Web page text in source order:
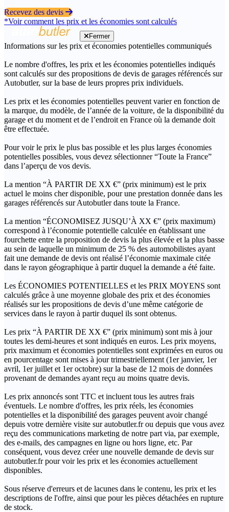
Recevez des devis
*Voir comment les prix et les économies sont calculés
Fermer
Informations sur les prix et économies potentielles communiqués
Le nombre d'offres, les prix et les économies potentielles indiqués
sont calculés sur des propositions de devis de garages référencés sur
Autobutler, sur la base de leurs propres prix individuels.
Les prix et les économies potentielles peuvent varier en fonction de
la marque, du modèle, de l’année de la voiture, de la disponibilité du
garage et du moment et de l’endroit en France où la demande doit
être effectuée.
Pour voir le prix le plus bas possible et les plus larges économies
potentielles possibles, vous devez sélectionner “Toute la France”
dans l’aperçu de vos devis.
La mention “À PARTIR DE XX €” (prix minimum) est le prix
actuel le moins cher disponible, pour une prestation donnée dans les
garages référencés sur Autobutler dans toute la France.
La mention “ÉCONOMISEZ JUSQU’À XX €” (prix maximum)
correspond à l’économie potentielle calculée en établissant une
fourchette entre la proposition de devis la plus élevée et la plus basse
au sein de laquelle un minimum de 25 % des automobilistes ayant
fait une demande de devis ont réalisé l’économie maximale citée
dans le rayon géographique à partir duquel la demande a été faite.
Les ÉCONOMIES POTENTIELLES et les PRIX MOYENS sont
calculés grâce à une moyenne globale des prix et des économies
réalisés sur les propositions de devis d’une même catégorie de
services dans le rayon à partir duquel ils sont obtenus.
Les prix “À PARTIR DE XX €” (prix minimum) sont mis à jour
toutes les demi-heures et sont indiqués en euros. Les prix moyens,
prix maximum et économies potentielles sont exprimées en euros ou
en pourcentage sont mises à jour trimestriellement (1er janvier, 1er
avril, 1er juillet et 1er octobre) sur la base de 12 mois de données
provenant de demandes ayant reçu au moins quatre devis.
Les prix annoncés sont TTC et incluent tous les autres frais
éventuels. Le nombre d'offres, les prix réels, les économies
potentielles et la disponibilité des garages peuvent avoir changé
depuis votre dernière visite sur autobutler.fr ou depuis que vous avez
reçu des communications marketing de notre part via, par exemple,
des e-mails, des campagnes en ligne ou hors ligne, etc. Par
conséquent, vous devez créer une nouvelle demande de devis sur
autobutler.fr pour voir les prix et les économies actuellement
disponibles.
Sous réserve d'erreurs et de lacunes dans le contenu, les prix et les
descriptions de l'offre, ainsi que pour les pièces détachées en rupture
de stock.